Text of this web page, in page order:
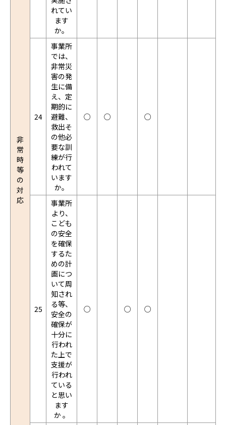
非
常
時
等
の
対
応
れてい
ます
か。
24
事業所
では、
非常災
害の発
生に備
え、定
期的に
避難、
救出そ
の他必
要な訓
練が行
われて
います
か。
○ ○ ○
25
事業所
より、
こども
の安全
を確保
するた
めの計
画につ
いて周
知され
る等、
安全の
確保が
十分に
行われ
た上で
支援が
行われ
ている
と思い
ます
か 。
○ ○ ○